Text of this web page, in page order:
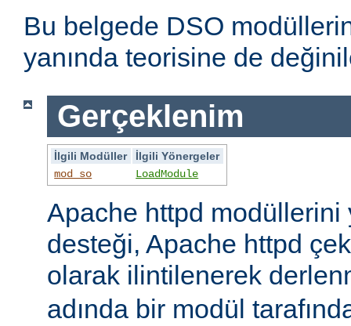
Bu belgede DSO
yanında teorisine de
Gerçeklenim
İlgili Modüller
İlgili Yönergeler
mod_so
LoadModule
Apache httpd
desteği, Apache httpd
olarak ilintilenerek
adında bir modül